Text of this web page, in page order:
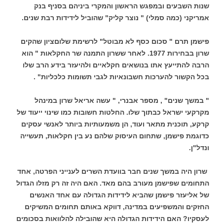
שנות השבעים ובמפגש הראשון והמקרי ביניהם בסניף בנק
אמריקני (כמה סמלי) " נוצר קליק" שהוביל לידידות רבת שנים.
פישמן תרם " סכום כסף לא מבוטל" לרשימת שלוםציון שהקים
שרון בבחירות 1977. לאחר ששרון התמנה שר החקלאות " הוא
הרבה להתייעץ אתו בנושאים חקלאיים ולהיעזר בידע הרב שלו
בכל הקשור להערכות חשבונאיות לגבי תשומות כלכליות" .
" במשך שנים" , מספר אבנרי, " עשה אריאל שרון במינהל
מקרקעי ישראל כבתוך שלו. החלטות חשובות כמו שינוי ייעוד של
קרקע, תוכנית מתאר ועוד, הן משמעותיות ביותר לאנשי עסקים
כדוגמת פישמן, שתחום העיסוק שלהם נע בין חקלאות, תעשייה
ונדל"ן.
שרון היה במשך שנים חבר בוועדת השרים לענייני הפרטה, אחד
התחומים שפישמן מעורב בהם מאד. האם היה זה רק מזלו הגדול
של אליעזר פישמן שהביא לידידות הגדולה עם אחד האנשים
החזקים והמשפיעים במדינה, דווקא באותם תחומים המשיקים
לעסקיו? האם הידידות הגדולה היא שהובילה להלוואות בסכומים